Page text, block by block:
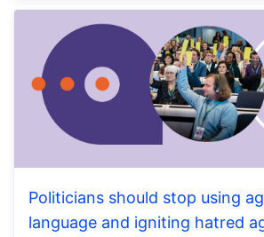
Politicians should stop using
language and igniting hatred